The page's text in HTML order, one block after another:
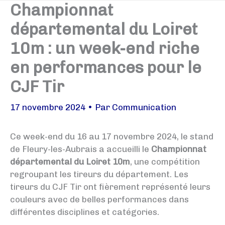
Championnat
départemental du Loiret
10m : un week-end riche
en performances pour le
CJF Tir
17 novembre 2024 • Par Communication
Ce week-end du 16 au 17 novembre 2024, le stand
de Fleury-les-Aubrais a accueilli le Championnat
départemental du Loiret 10m, une compétition
regroupant les tireurs du département. Les
tireurs du CJF Tir ont fièrement représenté leurs
couleurs avec de belles performances dans
différentes disciplines et catégories.